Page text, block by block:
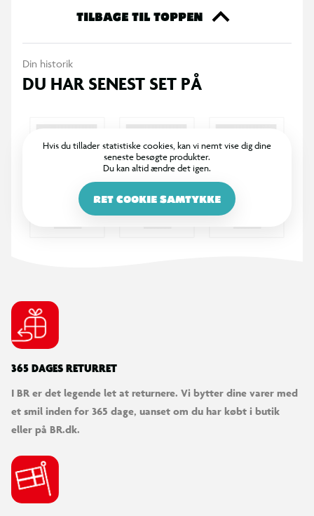
TILBAGE TIL TOPPEN
Din historik
DU HAR SENEST SET PÅ
Hvis du tillader statistiske cookies, kan vi nemt vise dig dine
seneste besøgte produkter.
Du kan altid ændre det igen.
RET COOKIE SAMTYKKE
365 DAGES RETURRET
I BR er det legende let at returnere. Vi bytter dine varer med
et smil inden for 365 dage, uanset om du har købt i butik
eller på BR.dk.